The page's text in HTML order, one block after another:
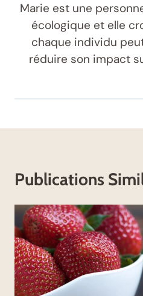
Marie est une
écologique et elle
chaque individu
réduire son impact
Publications